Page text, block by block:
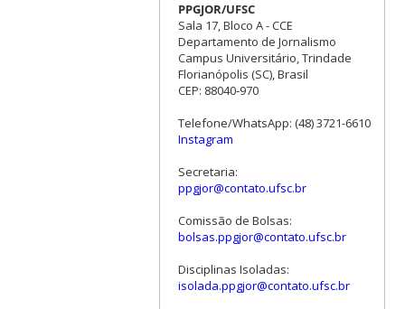
PPGJOR/UFSC
Sala 17, Bloco A - CCE
Departamento de Jornalismo
Campus Universitário, Trindade
Florianópolis (SC), Brasil
CEP: 88040-970
Telefone/WhatsApp: (48) 3721-6610
Instagram
Secretaria:
ppgjor@contato.ufsc.br
Comissão de Bolsas:
bolsas.ppgjor@contato.ufsc.br
Disciplinas Isoladas:
isolada.ppgjor@contato.ufsc.br